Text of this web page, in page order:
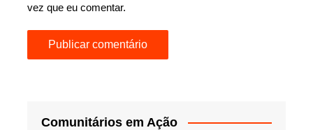
vez que eu comentar.
Comunitários em Ação